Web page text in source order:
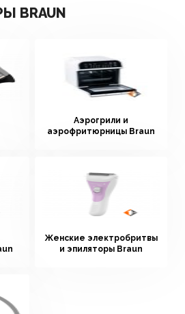
BRAUN
Аэрогрили и
аэрофритюрницы Braun
Женские электробритвы
и эпиляторы Braun